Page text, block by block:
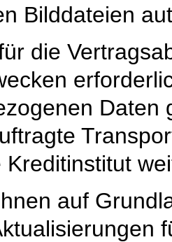
Bilddateien
die
Daten
Kreditinstitut
auf